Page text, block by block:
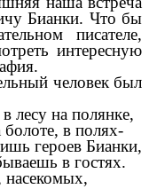
Бианки. Что бы
писателе,
интересную
человек был
лесу на полянке,
в полях-
героев Бианки,
в гостях.